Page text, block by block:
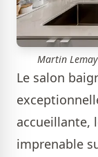
Martin
Le salon
accueillante,
imprenable